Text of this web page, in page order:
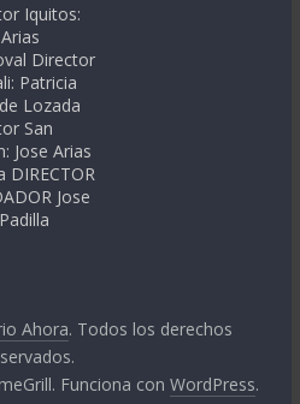
Iquitos:
Director
Patricia
Lozada
San
Jose Arias
DIRECTOR
Jose
Ahora. Todos los derechos
Funciona conWordPress.